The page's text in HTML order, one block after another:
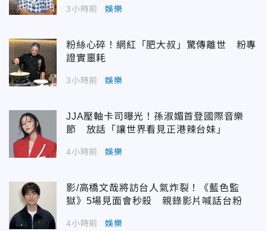
3小時前 娛樂
粉絲心碎！網紅「肥大叔」驚傳離世 粉專
證實噩耗
3小時前 娛樂
JJA壓軸卡司曝光！孫淑媚首登國際音樂
節 放話「讓世界看見正港辣台妹」
4小時前 娛樂
影/高橋文哉將訪台人氣炸裂！《藍色監
獄》5場見面會秒殺 親錄影片喊話台粉
4小時前 娛樂